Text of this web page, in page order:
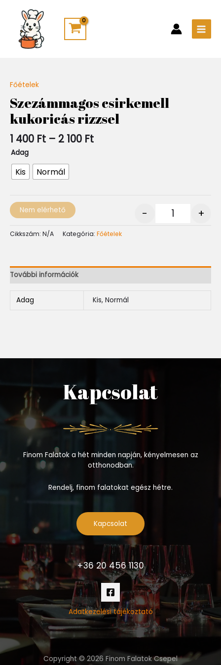
content
Főételek
Szezámmagos csirkemell
kukoricás rizzsel
1 400 Ft – 2 100 Ft
400 Ft
-
2
100 Ft
Adag
Kis Normál
- +
Nem elérhető
Cikkszám: N/A Kategória: Főételek
További információk
Adag Kis, Normál
Kapcsolat
Finom Falatok a hét minden napján, kényelmesen az
otthonodban.
Rendelj, finom falatokat egész hétre.
Kapcsolat
+36 20 456 1130
Adatkezelési tájékoztató
Copyright © 2026 Finom Falatok Csepel